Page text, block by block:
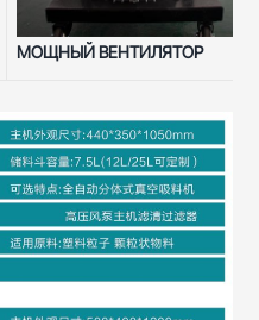
МОЩНЫЙ ВЕНТИЛЯТОР